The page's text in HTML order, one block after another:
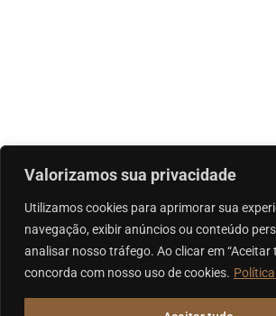
Valorizamos sua privacidade
Utilizamos cookies para aprimorar sua
navegação, exibir anúncios ou conteúdo
analisar nosso tráfego. Ao clicar em “Aceitar
concorda com nosso uso de cookies.